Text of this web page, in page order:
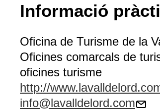
Informació
Oficina de Turisme de la
Oficines comarcals de
oficines turisme
http://
info@lavalldelord.com